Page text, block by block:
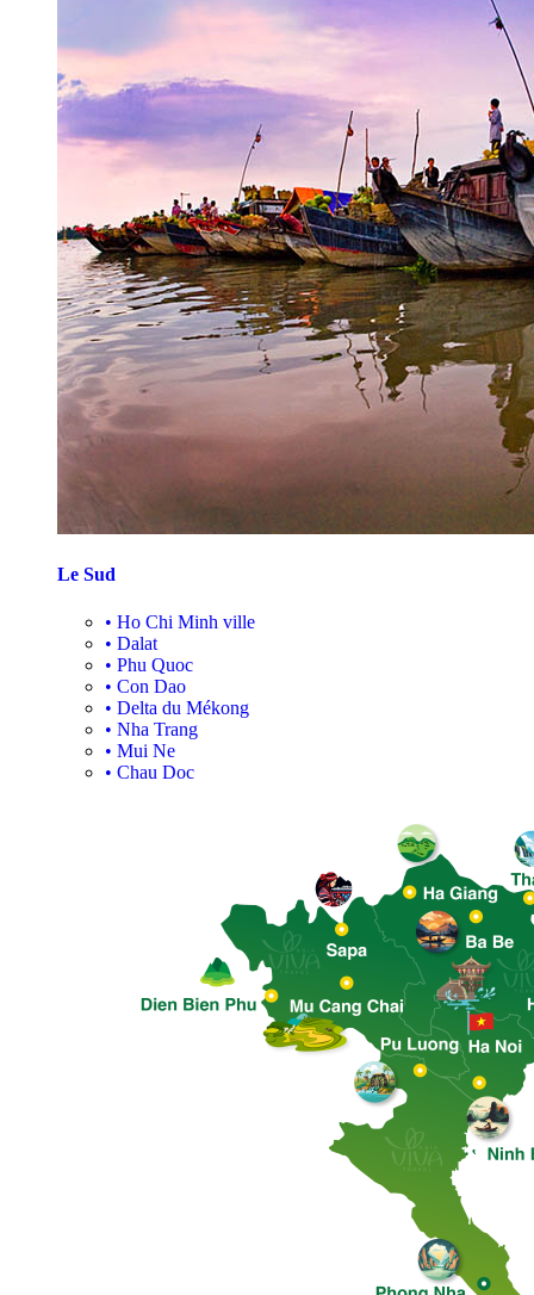
Le Sud
• Ho Chi Minh ville
• Dalat
• Phu Quoc
• Con Dao
• Delta du Mékong
• Nha Trang
• Mui Ne
• Chau Doc